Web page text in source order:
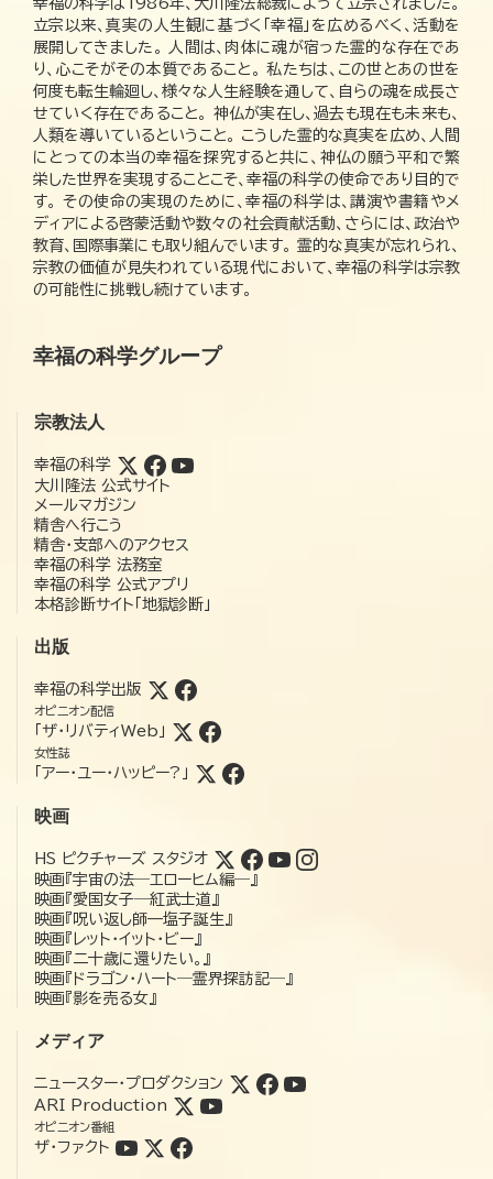
幸福の科学は1986年、大川隆法総裁によって立宗されました。
立宗以来、真実の人生観に基づく「幸福」を広めるべく、活動を
展開してきました。 人間は、肉体に魂が宿った霊的な存在であ
り、心こそがその本質であること。 私たちは、この世とあの世を
何度も転生輪廻し、様々な人生経験を通して、自らの魂を成長さ
せていく存在であること。 神仏が実在し、過去も現在も未来も、
人類を導いているということ。 こうした霊的な真実を広め、人間
にとっての本当の幸福を探究すると共に、神仏の願う平和で繁
栄した世界を実現することこそ、幸福の科学の使命であり目的で
す。 その使命の実現のために、幸福の科学は、講演や書籍やメ
ディアによる啓蒙活動や数々の社会貢献活動、さらには、政治や
教育、国際事業にも取り組んでいます。 霊的な真実が忘れられ、
宗教の価値が見失われている現代において、幸福の科学は宗教
の可能性に挑戦し続けています。
幸福の科学グループ
宗教法人
幸福の科学
大川隆法 公式サイト
メールマガジン
精舎へ行こう
精舎・支部へのアクセス
幸福の科学 法務室
幸福の科学 公式アプリ
本格診断サイト「地獄診断」
出版
幸福の科学出版
オピニオン配信
「ザ・リバティWeb」
女性誌
「アー・ユー・ハッピー?」
映画
HS ピクチャーズ スタジオ
映画『宇宙の法―エローヒム編―』
映画『愛国女子―紅武士道』
映画『呪い返し師—塩子誕生』
映画『レット・イット・ビー』
映画『二十歳に還りたい。』
映画『ドラゴン・ハート―霊界探訪記―』
映画『影を売る女』
メディア
ニュースター・プロダクション
ARI Production
オピニオン番組
ザ・ファクト